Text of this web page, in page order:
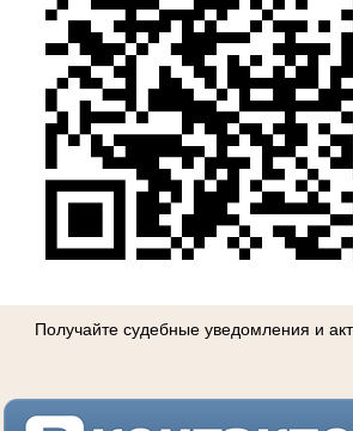
Получайте судебные уведомления и